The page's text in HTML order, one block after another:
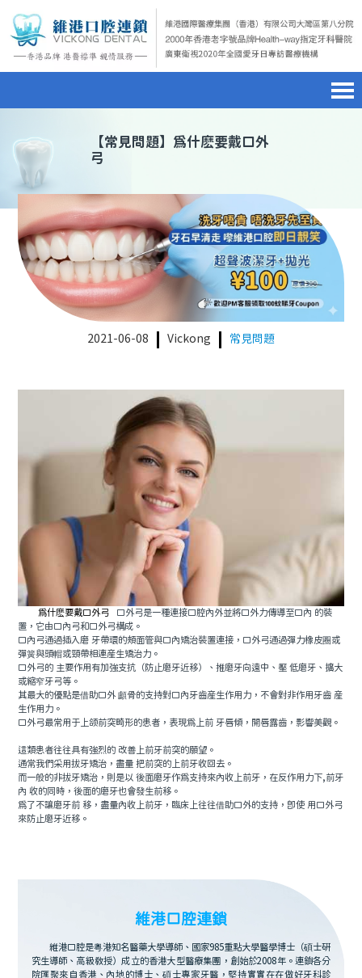
醫院簡介 hospital introduction
醫生介紹doctor introduction
醫療新聞 medical news
種植牙dental implant
orthodontics
contact us
微信預約
WhatsApp預約
【常見問題】爲什麽要戴口外
弓
2021-06-08 Vickong 常見問題
爲什麽要戴口外弓 口外弓是一種連接口腔內外並將口外力傳導至口內 的裝
置，它由口內弓和口外弓構成。
口內弓通過插入磨 牙帶環的頰面管與口內矯治裝置連接，口外弓通過彈力橡皮圈或
彈簧與頭帽或頸帶相連産生矯治力。
口外弓的 主要作用有加強支抗（防止磨牙近移）、推磨牙向遠中、壓 低磨牙、擴大
或縮窄牙弓等。
其最大的優點是借助口外 顱骨的支持對口內牙齒産生作用力，不會對非作用牙齒 産
生作用力。
口外弓最常用于上颌前突畸形的患者，表現爲上前 牙唇傾，開唇露齒，影響美觀。
這類患者往往具有強烈的 改善上前牙前突的願望。
通常我們采用拔牙矯治，盡量 把前突的上前牙收回去。
而一般的非拔牙矯治，則是以 後面磨牙作爲支持來內收上前牙，在反作用力下,前牙
內 收的同時，後面的磨牙也會發生前移。
爲了不讓磨牙前 移，盡量內收上前牙，臨床上往往借助口外的支持，即使 用口外弓
來防止磨牙近移。
維港口腔連鎖
維港口腔是粵港知名醫藥大學導師、國家985重點大學醫學博士（碩士研
究生導師、高級教授）成立的香港大型醫療集團，創始於2008年。連鎖各分
院匯聚來自香港、內地的博士、碩士專家牙醫，堅持實實在在做好牙科診